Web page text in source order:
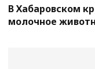
В Хабаровском
молочное